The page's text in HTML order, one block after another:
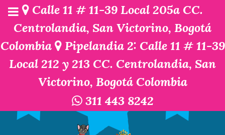
Calle 11 # 11-39 Local 205a CC.
Centrolandia, San Victorino, Bogotá
Colombia
Pipelandia 2: Calle 11 # 11-39
Local 212 y 213 CC. Centrolandia, San
Victorino, Bogotá Colombia
311 443 8242